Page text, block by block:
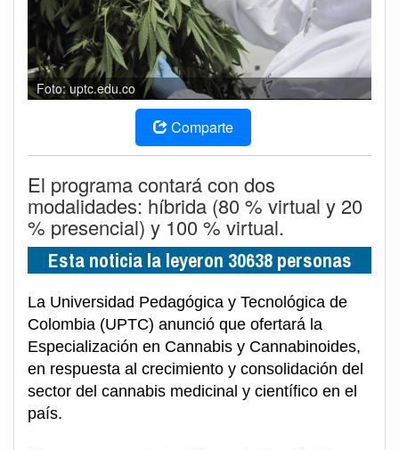
Foto: uptc.edu.co
Comparte
El programa contará con dos
modalidades: híbrida (80 % virtual y 20
% presencial) y 100 % virtual.
Esta noticia la leyeron 30638 personas
La Universidad Pedagógica y Tecnológica de
Colombia (UPTC) anunció que ofertará la
Especialización en Cannabis y Cannabinoides,
en respuesta al crecimiento y consolidación del
sector del cannabis medicinal y científico en el
país.